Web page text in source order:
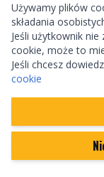
Używamy plików
składania
Jeśli użytkownik
cookie, może to
Jeśli chcesz
cookie
Zębatka 6
2007 (23
LR030057GEN